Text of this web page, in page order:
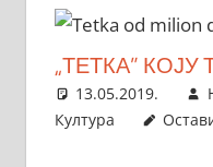
„ТЕТКА”
13.05.2019.
Култура